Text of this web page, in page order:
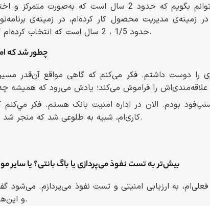
من متولد هفتاد هستم. می‌توانم بگویم که حدود 2 سال است
در زمینه‌ی مدیریت محصول کار کرده‌ام، در زمینه‌ی
حدود 1/5 ، 2 سال است که انتخاب کرده‌ام که سمت امنیت سایبری باشم.
_ چطور شد که
را دوست داشتم. فکر می‌کنم که گاهی مواقع آن‌قدر
بودم. الان در اداره امنیت بانک هستم. فكر
کاری‌ام، شبیه به طلوعی شد که منجر شد به سمت امنیت سایبری بیایم.
_ بیش‌تر به تست نفوذ می‌پردازی یا باگ بانتی؟ یا سایر
به ارزیابی امنیتی و تست نفوذ می‌پردازم. می‌شود گفت
چک‌لیست‌های OWASP و این‌هاست.